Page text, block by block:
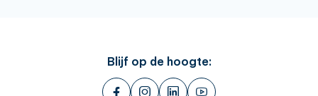
Blijf op de hoogte: